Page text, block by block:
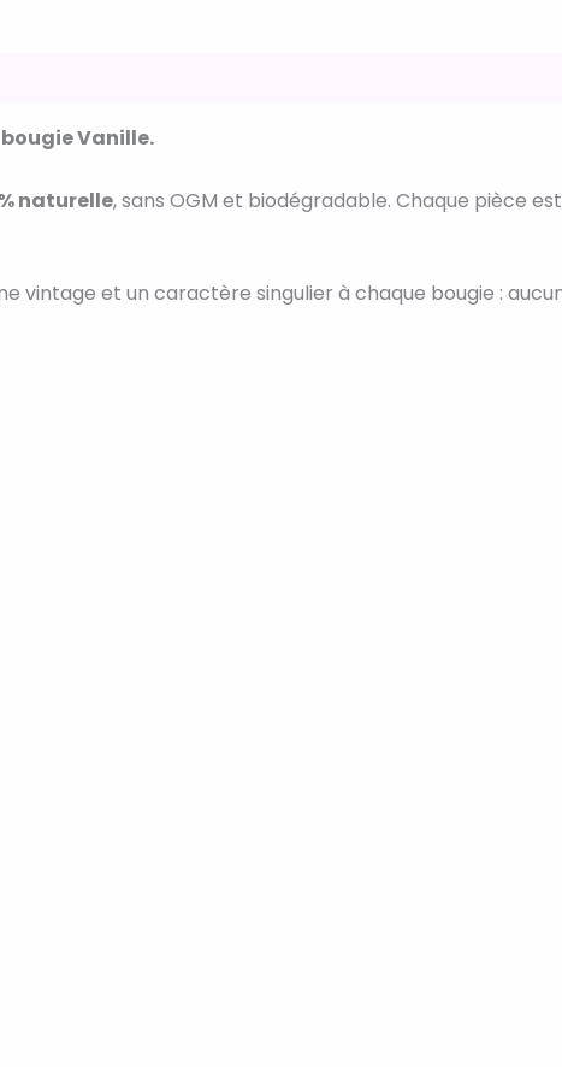
bougie Vanille.
naturelle, sans OGM et biodégradable. Chaque pièce
vintage et un caractère singulier à chaque bougie :